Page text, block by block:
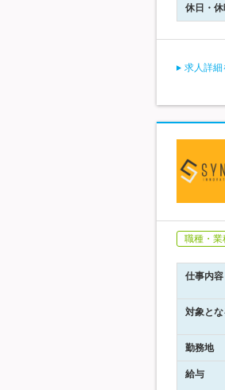
休日・
求人詳細
職種・業
仕事内容
対象と
勤務地
給与